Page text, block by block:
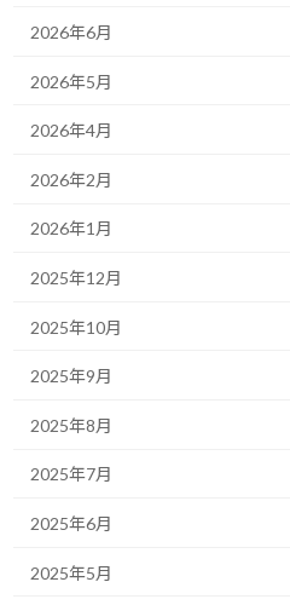
2026年6月
2026年5月
2026年4月
2026年2月
2026年1月
2025年12月
2025年10月
2025年9月
2025年8月
2025年7月
2025年6月
2025年5月